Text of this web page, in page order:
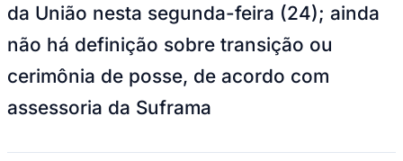
da União nesta segunda-feira (24); ainda
não há definição sobre transição ou
cerimônia de posse, de acordo com
assessoria da Suframa